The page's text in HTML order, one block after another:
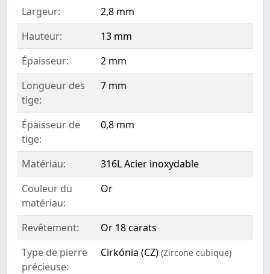
Largeur:
2,8 mm
Hauteur:
13 mm
Épaisseur:
2 mm
Longueur des
tige:
7 mm
Épaisseur de
tige:
0,8 mm
Matériau:
316L Acier inoxydable
Couleur du
matériau:
Or
Revêtement:
Or 18 carats
Type de pierre
précieuse:
Cirkónia (CZ) (Zircone cubique)